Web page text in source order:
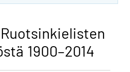
1900–2014